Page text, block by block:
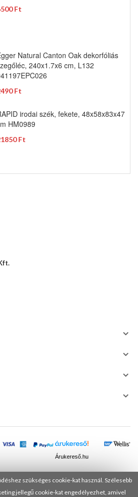
szükséges cookie-kat használ. Szélesebb
jellegű cookie-kat engedélyezhet, amivel
Ft
Natural Canton Oak dekorfóliás
240x1.7x6 cm, L132
Ft
irodai szék, fekete, 48x58x83x47
HM0989
Ft
Árukereső.hu